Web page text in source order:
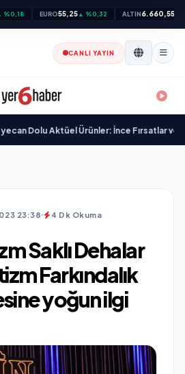
%0,18 EURO55,25▲ %0,32 ALTIN6.660,55
CANLI YAYIN
Aktüel Ürünler: İnce Fırsatlar ve
23:38 4 Dk Okuma
Saklı Dehalar
Farkındalık
yoğun ilgi